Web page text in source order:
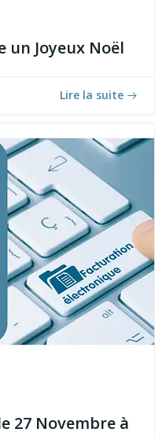
un Joyeux Noël
Lire la suite
27 Novembre à